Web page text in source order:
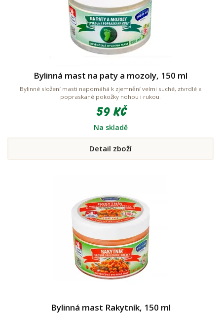
Bylinná mast na paty a mozoly, 150 ml
Bylinné složení masti napomáhá k zjemnění velmi suché, ztvrdlé a
popraskané pokožky nohou i rukou.
59 Kč
Na skladě
Detail zboží
Bylinná mast Rakytník, 150 ml